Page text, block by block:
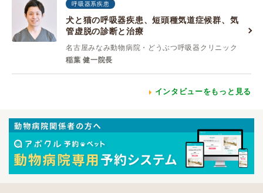
呼吸器系疾患
犬と猫の呼吸器疾患、短頭種気道症候群、気
管虚脱の診断と治療
名古屋みなみ動物病院・どうぶつ呼吸器クリニック
稲葉 健一院長
インタビューをもっと見る